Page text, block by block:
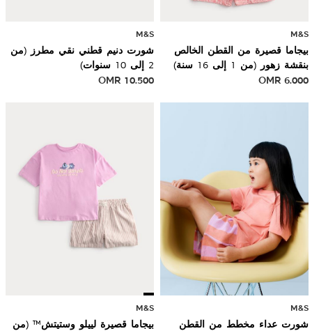
M&S
بيجاما قصيرة من القطن الخالص
بنقشة زهور (من 1 إلى 16 سنة)
OMR 6.000
M&S
شورت دنيم قطني نقي مطرز (من
2 إلى 10 سنوات)
OMR 10.500
M&S
شورت عداء مخطط من القطن
M&S
بيجاما قصيرة لييلو وستيتش™ (من